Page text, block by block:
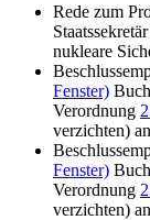
Rede zum
nukleare
Fenster)
Verordnung
verzichten)
Fenster)
Verordnung
verzichten)